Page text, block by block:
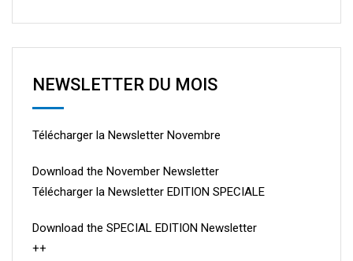
NEWSLETTER DU MOIS
Télécharger la Newsletter Novembre
Download the November Newsletter
Télécharger la Newsletter EDITION SPECIALE
Download the SPECIAL EDITION Newsletter
++